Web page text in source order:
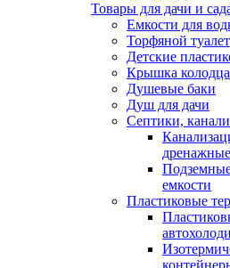
Товары для дачи и
Емкости для
Торфяной туалет
Детские
Крышка колодца
Душевые баки
Душ для дачи
Септики,
емкости
Пластиковые